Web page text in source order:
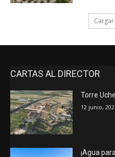
CARTAS AL DIRECTOR
Torre
12 junio,
¡Agua